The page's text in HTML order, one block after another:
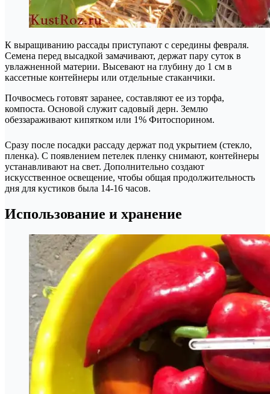
К выращиванию рассады приступают с середины февраля.
Семена перед высадкой замачивают, держат пару суток в
увлажненной материи. Высевают на глубину до 1 см в
кассетные контейнеры или отдельные стаканчики.
Почвосмесь готовят заранее, составляют ее из торфа,
компоста. Основой служит садовый дерн. Землю
обеззараживают кипятком или 1% Фитоспорином.
Сразу после посадки рассаду держат под укрытием (стекло,
пленка). С появлением петелек пленку снимают, контейнеры
устанавливают на свет. Дополнительно создают
искусственное освещение, чтобы общая продолжительность
дня для кустиков была 14-16 часов.
Использование и хранение